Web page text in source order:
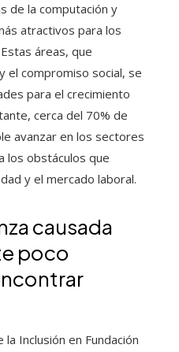
de la computación y
atractivos para los
áreas, que
el compromiso social, se
para el crecimiento
cerca del 70% de
avanzar en los sectores
los obstáculos que
y el mercado laboral.
causada
poco
Inclusión en Fundación